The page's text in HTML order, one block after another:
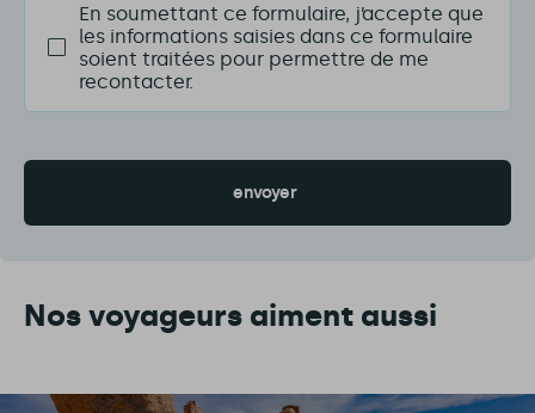
En soumettant ce formulaire, j’accepte que
les informations saisies dans ce formulaire
soient traitées pour permettre de me
recontacter.
Nos voyageurs aiment aussi